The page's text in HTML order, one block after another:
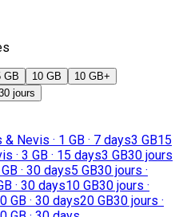
GB 10 GB 10 GB+
jours
Nevis · 1 GB · 7 days3 GB15
· 3 GB · 15 days3 GB30 jours
· 30 days5 GB30 jours ·
· 30 days10 GB30 jours ·
GB · 30 days20 GB30 jours ·